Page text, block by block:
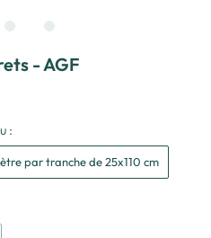
- AGF
:
par tranche de 25x110 cm